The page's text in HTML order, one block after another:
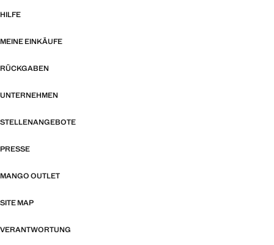
HILFE
MEINE EINKÄUFE
RÜCKGABEN
UNTERNEHMEN
STELLENANGEBOTE
PRESSE
MANGO OUTLET
SITE MAP
VERANTWORTUNG